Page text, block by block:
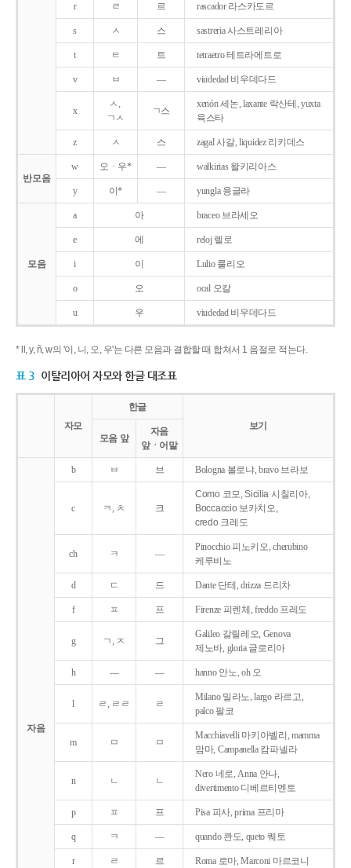
r ㄹ 르 rascador 라스카도르
s ㅅ 스 sastreria 사스트레리아
t ㅌ 트 tetraetro 테트라에트로
v ㅂ ― viudedad 비우데다드
x
ㅅ,
ㄱㅅ
ㄱ스
xenón 세논, laxante 락산테, yuxta
육스타
z ㅅ 스 zagal 사갈, liquidez 리키데스
반모음
w 오ㆍ우* ― walkirias 왈키리아스
y 이* ― yungla 융글라
모음
a 아 braceo 브라세오
e 에 reloj 렐로
i 이 Lulio 룰리오
o 오 ocal 오칼
u 우 viudedad 비우데다드
* ll, y, ñ, w의 '이, 니, 오, 우'는 다른 모음과 결합할 때 합쳐서 1 음절로 적는다.
표 3 이탈리아어 자모와 한글 대조표
자모
한글
보기
모음 앞
자음
앞ㆍ어말
자음
b ㅂ 브 Bologna 볼로냐, bravo 브라보
c ㅋ, ㅊ 크
Como 코모, Sicilia 시칠리아,
Boccaccio 보카치오,
credo 크레도
ch ㅋ ―
Pinocchio 피노키오, cherubino
케루비노
d ㄷ 드 Dante 단테, drizza 드리차
f ㅍ 프 Firenze 피렌체, freddo 프레도
g ㄱ, ㅈ 그
Galileo 갈릴레오, Genova
제노바, gloria 글로리아
h ― ― hanno 안노, oh 오
l ㄹ, ㄹㄹ ㄹ
Milano 밀라노, largo 라르고,
palco 팔코
m ㅁ ㅁ
Macchiavelli 마키아벨리, mamma
맘마, Campanella 캄파넬라
n ㄴ ㄴ
Nero 네로, Anna 안나,
divertimento 디베르티멘토
p ㅍ 프 Pisa 피사, prima 프리마
q ㅋ ― quando 콴도, queto 퀘토
r ㄹ 르 Roma 로마, Marconi 마르코니